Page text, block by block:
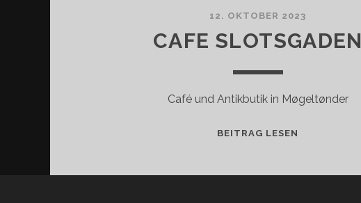
12. OKTOBER 2023
CAFE SLOTSGADEN
Café und Antikbutik in Møgeltønder
BEITRAG LESEN